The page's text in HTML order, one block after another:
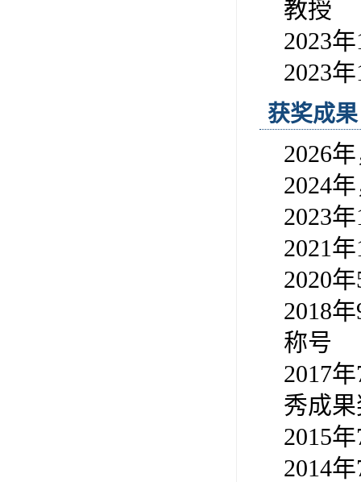
教授
2023
2023
获奖成果
2026
2024
2023
2021
2020
2018
称号
2017
秀成
2015
2014